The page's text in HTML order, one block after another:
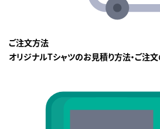
ご注文方法
オリジナルTシャツのお見積り方法・ご注